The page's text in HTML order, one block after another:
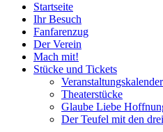
Startseite
Ihr Besuch
Fanfarenzug
Der Verein
Mach mit!
Stücke und Tickets
Veranstaltungskalender
Theaterstücke
Glaube Liebe
Der Teufel mit den